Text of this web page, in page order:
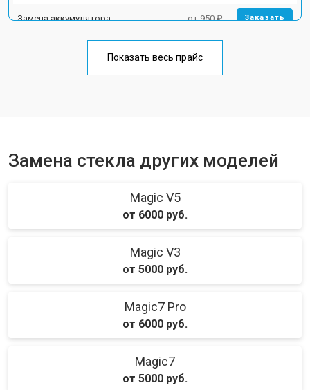
Замена аккумулятора от 950 ₽ Заказать
Ремонт цепи питания от 3200 ₽
Показать весь прайс
Замена стекла других моделей
Magic V5
от 6000 руб.
Magic V3
от 5000 руб.
Magic7 Pro
от 6000 руб.
Magic7
от 5000 руб.